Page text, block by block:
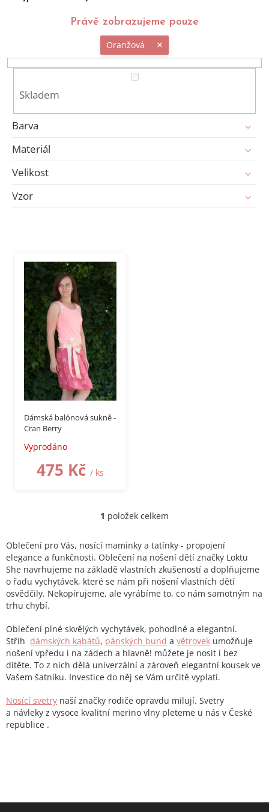
Právě zobrazujeme pouze
Oranžová
Skladem
Barva
Materiál
Velikost
Vzor
Dámská balónová sukně -
Cran Berry
Vyprodáno
475 Kč / ks
O
l
á
d
a
c
v
k
y
v
ý
i
s
1 položek celkem
Oblečení pro Vás, nosící maminky a tatínky - propojení
elegance a funkčnosti. Oblečení na nošení dětí značky Loktu
She navrhujeme na základě vlastních zkušeností a doplňujeme
o řadu vychytávek, které se nám při nošení vlastních dětí
osvědčily. Nekopírujeme, ale vyrábíme to, co nám samotným na
trhu chybí.
Oblečení plné skvělých vychytávek, pohodlné a elegantní.
Střih dámských kabátů, pánských bund a větrovek umožňuje
nošení vpředu i na zádech a hlavně! můžete je nosit i bez
dítěte. To z nich dělá univerzální a zároveň elegantní kousek ve
Vašem šatníku. Investice do něj se Vám určitě vyplatí.
Nosící svetry naší značky rodiče opravdu milují. Svetry
a návleky z vysoce kvalitní merino vlny pleteme u nás v České
republice .